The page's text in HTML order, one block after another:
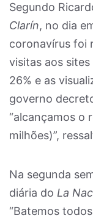
Segundo
Clarín, no dia
coronavírus foi
visitas aos
26% e as
governo
“alcançamos o
milhões)”,
Na segunda
diária do La
“Batemos